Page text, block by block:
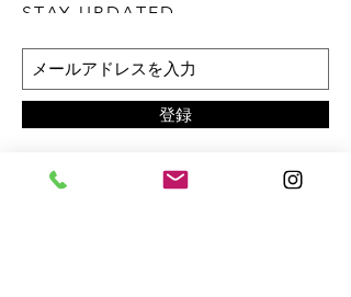
STAY UPDATED
登録
POPULAR POSTS